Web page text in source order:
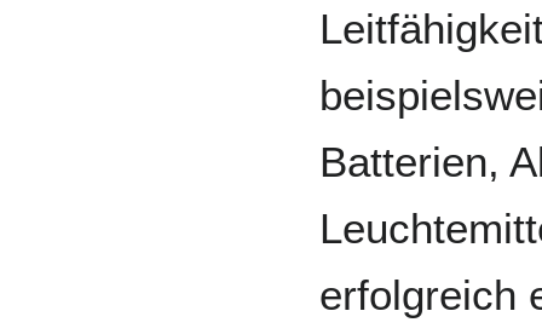
Batterien,
erfolgreich